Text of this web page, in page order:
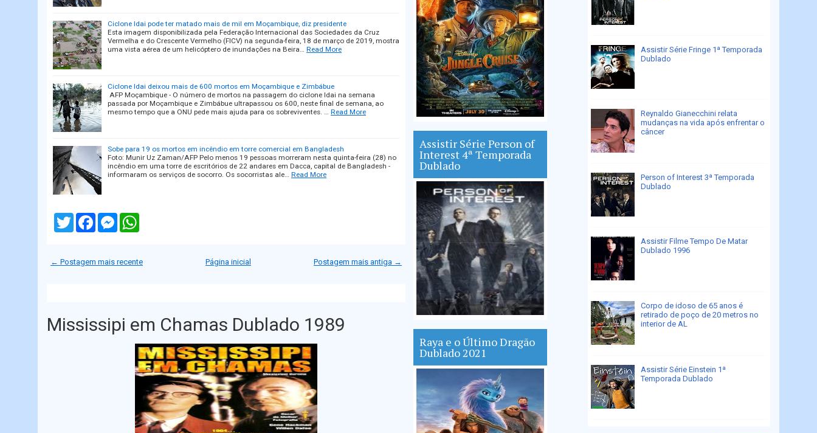
Ciclone Idai pode ter matado mais de mil em Moçambique, diz presidente
Esta imagem disponibilizada pela Federação Internacional das Sociedades da Cruz
Vermelha e do Crescente Vermelho (FICV) na segunda-feira, 18 de março de 2019, mostra
uma vista aérea de um helicóptero de inundações na Beira… Read More
Ciclone Idai deixou mais de 600 mortos em Moçambique e Zimbábue
AFP Moçambique - O número de mortos na passagem do ciclone Idai na semana
passada por Moçambique e Zimbábue ultrapassou os 600, neste final de semana, ao
mesmo tempo que a ONU pede mais ajuda para os sobreviventes. … Read More
Sobe para 19 os mortos em incêndio em torre comercial em Bangladesh
Foto: Munir Uz Zaman/AFP Pelo menos 19 pessoas morreram nesta quinta-feira (28) no
incêndio em uma torre de escritórios de 22 andares em Dacca, capital de Bangladesh -
informaram os serviços de socorro. Os socorristas ale… Read More
T
w
e
F
o
M
n
A
← Postagem mais recente Postagem mais antiga →
Página inicial
Mississipi em Chamas Dublado 1989
Assistir Série Person of
Interest 4ª Temporada
Dublado
Raya e o Último Dragão
Dublado 2021
Assistir Série Fringe 1ª Temporada
Dublado
Reynaldo Gianecchini relata
mudanças na vida após enfrentar o
câncer
Person of Interest 3ª Temporada
Dublado
Assistir Filme Tempo De Matar
Dublado 1996
Corpo de idoso de 65 anos é
retirado de poço de 20 metros no
interior de AL
Assistir Série Einstein 1ª
Temporada Dublado